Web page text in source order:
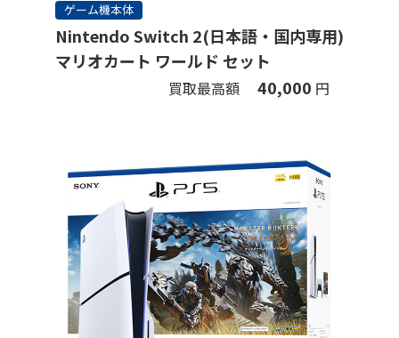
ゲーム機本体
Nintendo Switch 2(日本語・国内専用)
マリオカート ワールド セット
買取最高額 40,000 円